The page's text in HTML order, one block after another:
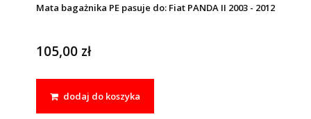
Mata bagażnika PE pasuje do: Fiat PANDA II 2003 - 2012
105,00 zł
dodaj do koszyka